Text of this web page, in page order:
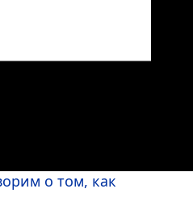
о том, как